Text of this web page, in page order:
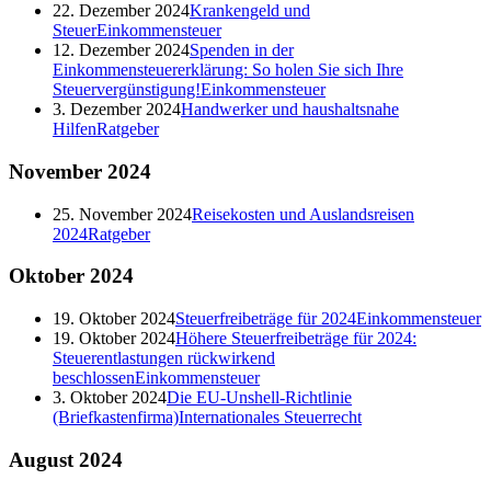
22. Dezember 2024Krankengeld und
SteuerEinkommensteuer
12. Dezember 2024Spenden in der
Einkommensteuererklärung: So holen Sie sich Ihre
Steuervergünstigung!Einkommensteuer
3. Dezember 2024Handwerker und haushaltsnahe
HilfenRatgeber
November 2024
25. November 2024Reisekosten und Auslandsreisen
2024Ratgeber
Oktober 2024
19. Oktober 2024Steuerfreibeträge für 2024Einkommensteuer
19. Oktober 2024Höhere Steuerfreibeträge für 2024:
Steuerentlastungen rückwirkend
beschlossenEinkommensteuer
3. Oktober 2024Die EU-Unshell-Richtlinie
(Briefkastenfirma)Internationales Steuerrecht
August 2024